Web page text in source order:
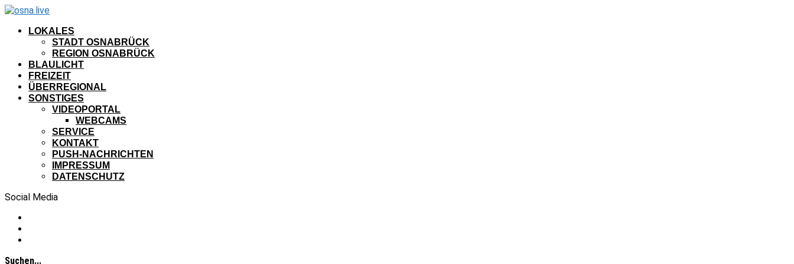
LOKALES
STADT OSNABRÜCK
REGION OSNABRÜCK
BLAULICHT
FREIZEIT
ÜBERREGIONAL
SONSTIGES
VIDEOPORTAL
WEBCAMS
SERVICE
KONTAKT
PUSH-NACHRICHTEN
IMPRESSUM
DATENSCHUTZ
Social Media
Suchen...